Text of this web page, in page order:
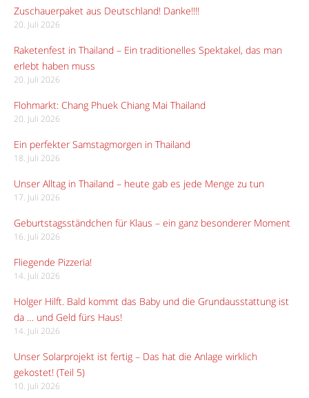
Zuschauerpaket aus Deutschland! Danke!!!!
20. Juli 2026
Raketenfest in Thailand – Ein traditionelles Spektakel, das man
erlebt haben muss
20. Juli 2026
Flohmarkt: Chang Phuek Chiang Mai Thailand
20. Juli 2026
Ein perfekter Samstagmorgen in Thailand
18. Juli 2026
Unser Alltag in Thailand – heute gab es jede Menge zu tun
17. Juli 2026
Geburtstagsständchen für Klaus – ein ganz besonderer Moment
16. Juli 2026
Fliegende Pizzeria!
14. Juli 2026
Holger Hilft. Bald kommt das Baby und die Grundausstattung ist
da … und Geld fürs Haus!
14. Juli 2026
Unser Solarprojekt ist fertig – Das hat die Anlage wirklich
gekostet! (Teil 5)
10. Juli 2026